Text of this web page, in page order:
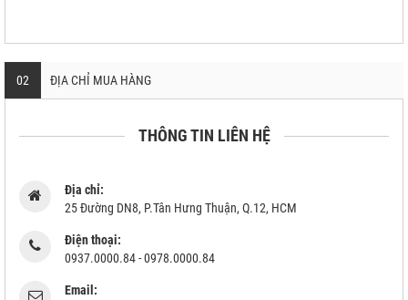
02 ĐỊA CHỈ MUA HÀNG
THÔNG TIN LIÊN HỆ
Địa chỉ:
25 Đường DN8, P.Tân Hưng Thuận, Q.12, HCM
Điện thoại:
0937.0000.84 - 0978.0000.84
Email: